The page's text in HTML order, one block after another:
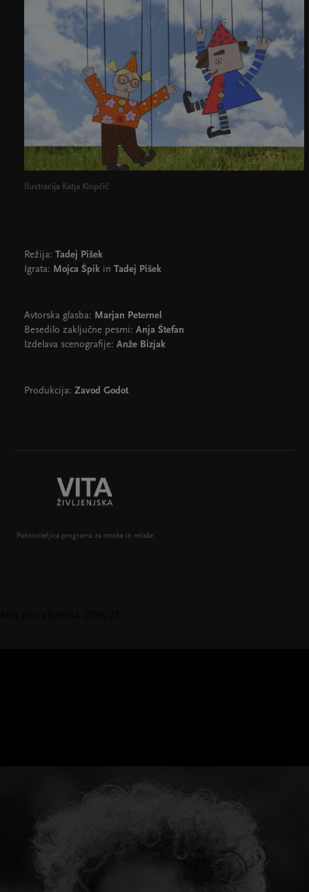
Ilustracija Katja Klopčič
Režija: Tadej Pišek
Igrata: Mojca Špik in Tadej Pišek
Avtorska glasba: Marjan Peternel
Besedilo zaključne pesmi: Anja Štefan
Izdelava scenografije: Anže Bizjak
Produkcija: Zavod Godot
Pokroviteljica programa za otroke in mlade